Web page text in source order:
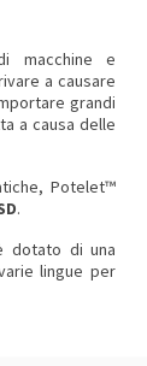
macchine e
a causare
grandi
a causa delle
Potelet™
.
dotato di una
lingue per